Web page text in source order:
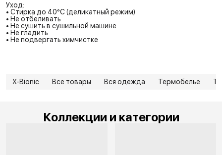
Уход:
• Стирка до 40°C (деликатный режим)
• Не отбеливать
• Не сушить в сушильной машине
• Не гладить
• Не подвергать химчистке
X-Bionic Все товары Вся одежда Термобелье
Коллекции и категории